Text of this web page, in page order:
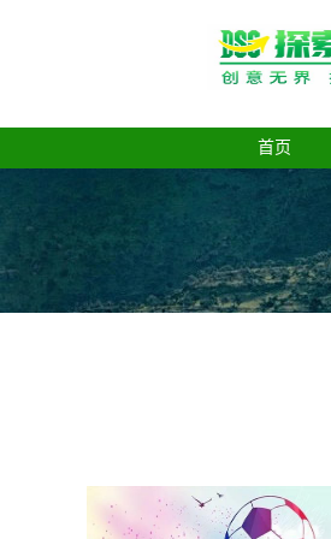
首页